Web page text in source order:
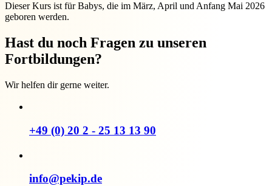
Dieser Kurs ist für Babys, die im März, April und Anfang Mai 2026
geboren werden.
Hast du noch Fragen zu unseren
Fortbildungen?
Wir helfen dir gerne weiter.
+49 (0) 20 2 - 25 13 13 90
info@pekip.de